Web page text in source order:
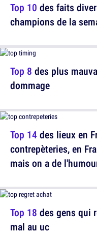
Top 8 des plus
dommage
Top 18 des gens qui
mal au uc
Top 10 des faits
champions de la
Top 14des lieux en
contrepèteries, en
mais on a de